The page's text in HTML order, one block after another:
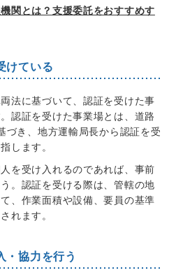
関とは？支援委託をおすすめす
けている
法に基づいて、認証を受けた事
認証を受けた事業場とは、道路
づき、地方運輸局長から認証を受
します。
を受け入れるのであれば、事前
。認証を受ける際は、管轄の地
、作業面積や設備、要員の基準
れます。
・協力を行う